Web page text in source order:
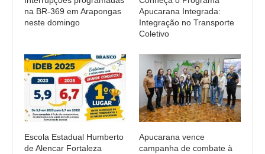
na BR-369 em Arapongas
neste domingo
Apucarana Integrada:
Integração no Transporte
Coletivo
Escola Estadual Humberto
de Alencar Fortaleza
Apucarana vence
campanha de combate à